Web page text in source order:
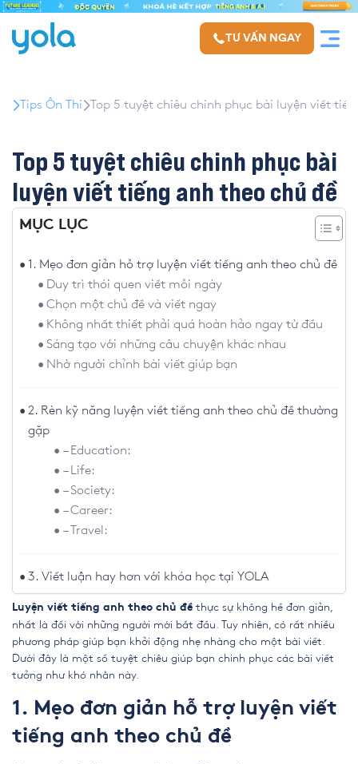
TƯ VẤN NGAY
Tips Ôn Thi Top 5 tuyệt chiêu chinh phục bài luyện viết
Top 5 tuyệt chiêu chinh phục bài
luyện viết tiếng anh theo chủ đề
MỤC LỤC
1. Mẹo đơn giản hỗ trợ luyện viết tiếng anh theo chủ đề
Duy trì thói quen viết mỗi ngày
Chọn một chủ đề và viết ngay
Không nhất thiết phải quá hoàn hảo ngay từ đầu
Sáng tạo với những câu chuyện khác nhau
Nhờ người chỉnh bài viết giúp bạn
2. Rèn kỹ năng luyện viết tiếng anh theo chủ đề thường
gặp
– Education:
– Life:
– Society:
– Career:
– Travel:
3. Viết luận hay hơn với khóa học tại YOLA
Luyện viết tiếng anh theo chủ đề thực sự không hề đơn giản,
nhất là đối với những người mới bắt đầu. Tuy nhiên, có rất nhiều
phương pháp giúp bạn khởi động nhẹ nhàng cho một bài viết.
Dưới đây là một số tuyệt chiêu giúp bạn chinh phục các bài viết
tưởng như khó nhằn này.
1. Mẹo đơn giản hỗ trợ luyện viết
tiếng anh theo chủ đề